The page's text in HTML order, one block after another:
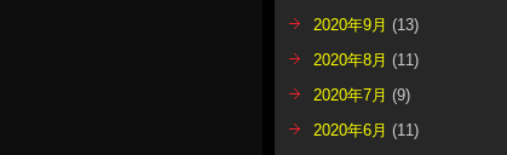
2020年9月 (13)
2020年8月 (11)
2020年7月 (9)
2020年6月 (11)